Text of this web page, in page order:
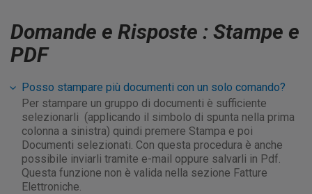
Domande e Risposte : Stampe e
PDF
Posso stampare più documenti con un solo comando?
Per stampare un gruppo di documenti è sufficiente
selezionarli (applicando il simbolo di spunta nella prima
colonna a sinistra) quindi premere Stampa e poi
Documenti selezionati. Con questa procedura è anche
possibile inviarli tramite e-mail oppure salvarli in Pdf.
Questa funzione non è valida nella sezione Fatture
Elettroniche.